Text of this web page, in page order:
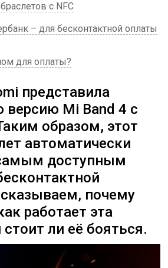
с NFC
– для бесконтактной оплаты
для оплаты?
представила
версию Mi Band 4 с
образом, этот
автоматически
доступным
почему
работает эта
стоит ли её бояться.